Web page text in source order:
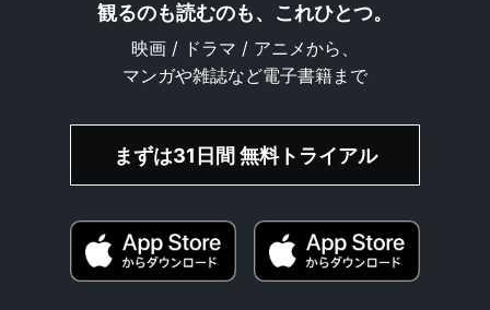
観るのも読むのも、これひとつ。
映画 / ドラマ / アニメから、
マンガや雑誌など電子書籍まで
まずは31日間 無料トライアル